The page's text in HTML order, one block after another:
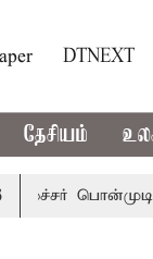
DTNEXT
தேசியம்